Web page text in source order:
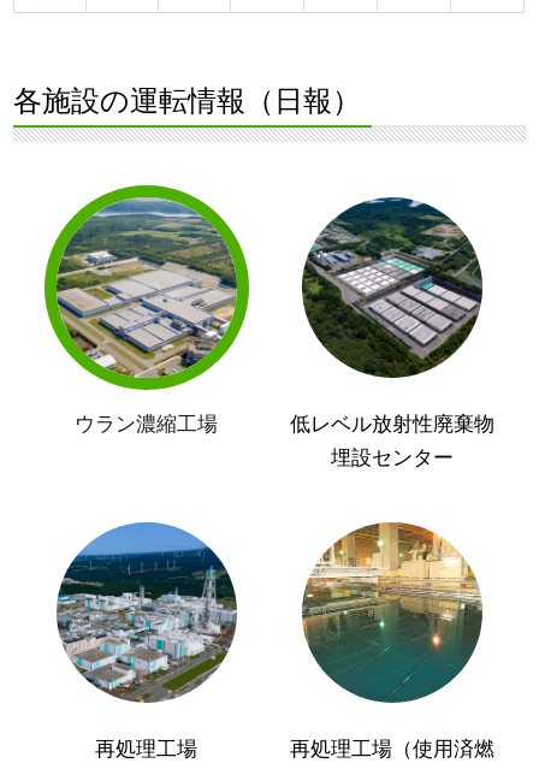
各施設の運転情報（日報）
ウラン濃縮工場
低レベル放射性廃棄物
埋設センター
再処理工場
再処理工場（使用済燃